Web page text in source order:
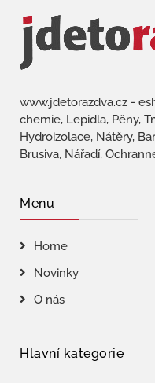
www.jdetorazdva.cz -
chemie, Lepidla, Pěny,
Hydroizolace, Nátěry,
Brusiva, Nářadí,
Menu
Home
Novinky
O nás
Hlavní kategorie